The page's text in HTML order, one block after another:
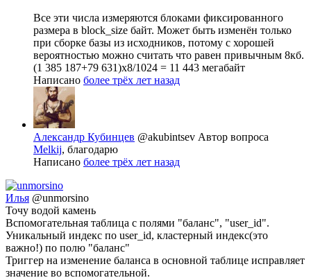
Все эти числа измеряются блоками фиксированного
размера в block_size байт. Может быть изменён только
при сборке базы из исходников, потому с хорошей
вероятностью можно считать что равен привычным 8кб.
(1 385 187+79 631)x8/1024 = 11 443 мегабайт
Написано более трёх лет назад
Александр Кубинцев @akubintsev Автор вопроса
Melkij, благодарю
Написано более трёх лет назад
Илья @unmorsino
Точу водой камень
Вспомогательная таблица с полями "баланс", "user_id".
Уникальный индекс по user_id, кластерный индекс(это
важно!) по полю "баланс"
Триггер на изменение баланса в основной таблице исправляет
значение во вспомогательной.